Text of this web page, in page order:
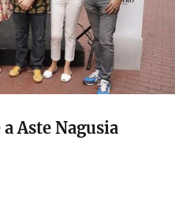
Aste Nagusia